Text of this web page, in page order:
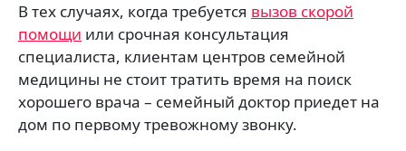
В тех случаях, когда требуется вызов скорой
помощи или срочная консультация
специалиста, клиентам центров семейной
медицины не стоит тратить время на поиск
хорошего врача – семейный доктор приедет на
дом по первому тревожному звонку.